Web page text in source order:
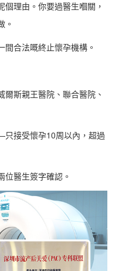
理由。你要過醫生嗰關，
。
合法嘅終止懷孕機構。
斯親王醫院、聯合醫院、
接受懷孕10周以內，超過
醫生簽字確認。